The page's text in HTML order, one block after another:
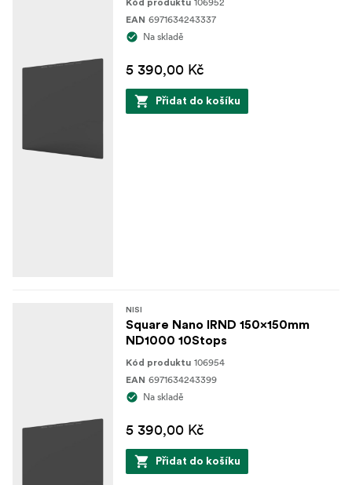
Kód produktu
EAN 6971634243337
Na skladě
5 390,00 Kč
Přidat do košíku
NISI
Square Nano IRND 150x150mm
ND1000 10Stops
Kód produktu 106954
EAN 6971634243399
Na skladě
5 390,00 Kč
Přidat do košíku